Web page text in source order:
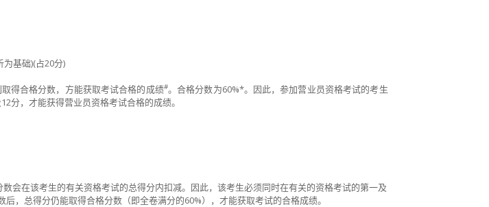
基础)(占20分)
取得合格分数，方能获取考试合格的成绩#。合格分数为60%*。因此，参加营业员资格考试的考生
分，才能获得营业员资格考试合格的成绩。
会在该考生的有关资格考试的总得分内扣减。因此，该考生必须同时在有关的资格考试的第一及
，总得分仍能取得合格分数（即全卷满分的60%），才能获取考试的合格成绩。